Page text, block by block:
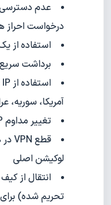
درخواست احراز
استفاده از
برداشت
آمریکا، سوریه،
تغییر مداوم IP (استفاده از VPN نامناسب)
لوکیشن اصلی
انتقال از
تحریم شده)